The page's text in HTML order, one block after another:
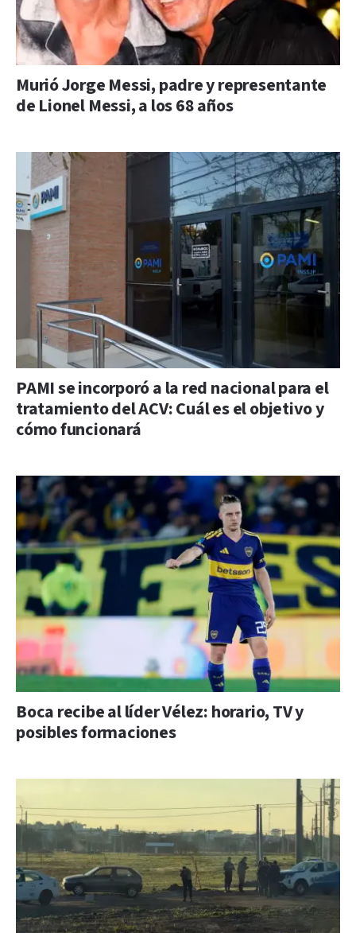
Murió Jorge Messi, padre y representante
de Lionel Messi, a los 68 años
PAMI se incorporó a la red nacional para el
tratamiento del ACV: Cuál es el objetivo y
cómo funcionará
Boca recibe al líder Vélez: horario, TV y
posibles formaciones